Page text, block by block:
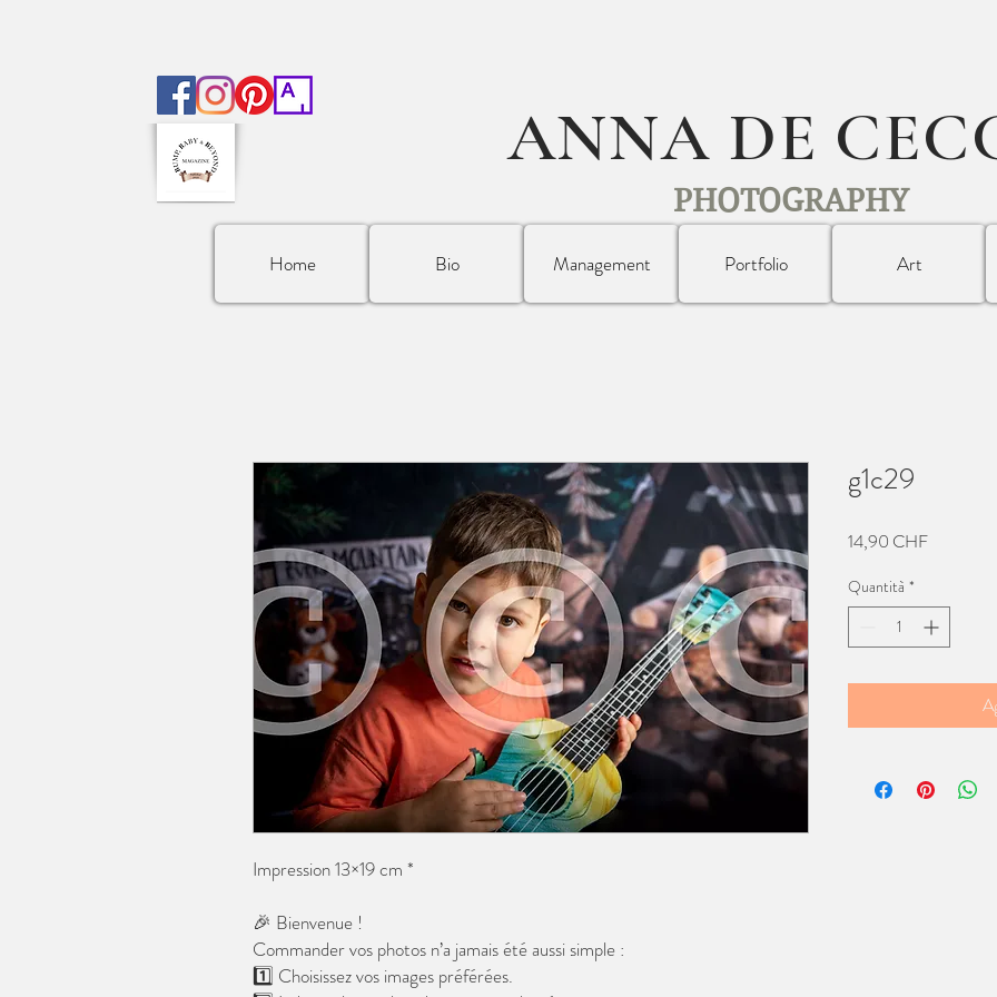
ANNA DE
PHOTOGRAPHY
Home Bio Management Portfolio Art
Impression 13×19 cm *
🎉 Bienvenue !
Commander vos photos n’a jamais été aussi simple :
1️⃣ Choisissez vos images préférées.
g1c29
14,90 CHFPrezzo
Quantità *